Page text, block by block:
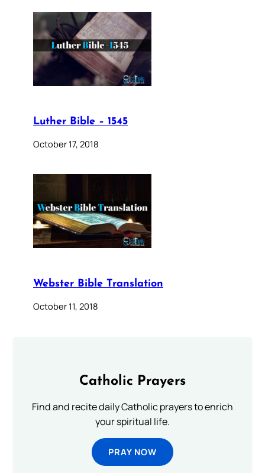
Luther Bible – 1545
October 17, 2018
Webster Bible Translation
October 11, 2018
Catholic Prayers
Find and recite daily Catholic prayers to enrich
your spiritual life.
PRAY NOW